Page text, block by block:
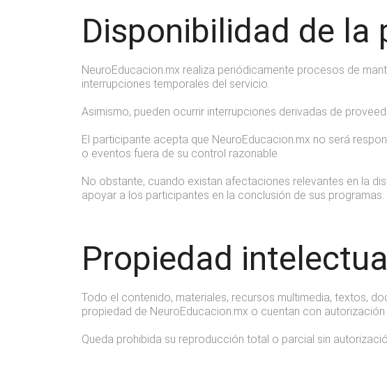
Disponibilidad de la
NeuroEducacion.mx realiza periódicamente procesos de
interrupciones temporales del servicio.
Asimismo, pueden ocurrir interrupciones derivadas de
El participante acepta que NeuroEducacion.mx no será
o eventos fuera de su control razonable.
No obstante, cuando existan afectaciones relevantes en la
apoyar a los participantes en la conclusión de sus programas.
Propiedad
Todo el contenido, materiales, recursos multimedia, textos,
propiedad de NeuroEducacion.mx o cuentan con
Queda prohibida su reproducción total o parcial sin